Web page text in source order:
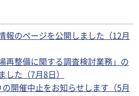
報のページを公開しました（12月
再整備に関する調査検討業務」の
た（7月8日）
開催中止をお知らせします（5月